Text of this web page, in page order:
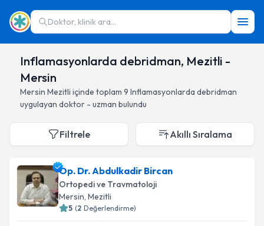
Doktor, klinik ara...
Inflamasyonlarda debridman, Mezitli -
Mersin
Mersin Mezitli içinde toplam 9 Inflamasyonlarda debridman
uygulayan doktor - uzman bulundu
Filtrele Akıllı Sıralama
Op. Dr. Abdulkadir Bircan
Ortopedi ve Travmatoloji
Mersin, Mezitli
5 (2 Değerlendirme)